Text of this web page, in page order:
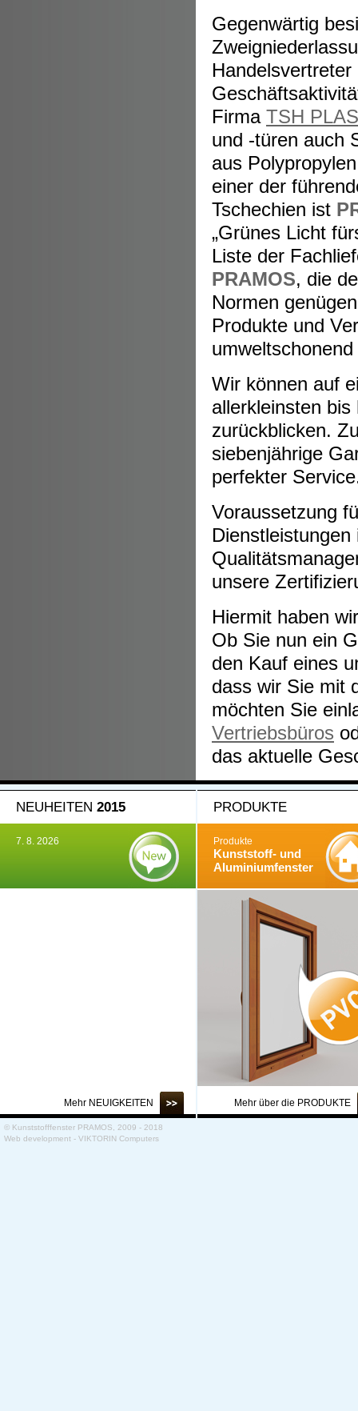
Gegenwärtig
Firma TSH
und -türen auch
aus
einer der
Tschechien ist
„Grünes Licht
Liste der
PRAMOS, die
Normen
Produkte und
Wir können auf
allerkleinsten
zurückblicken.
siebenjährige
perfekter
Voraussetzung
unsere
Hiermit haben
Ob Sie nun ein
den Kauf eines
dass wir Sie mit
möchten Sie
Vertriebsbüros
das aktuelle
NEUHEITEN 2015
7. 8. 2026
PRODUKTE
Produkte
Kunststoff- und
Aluminiumfenster
Mehr NEUIGKEITEN Mehr über die PRODUKTE
© Kunststofffenster PRAMOS, 2009 - 2018
Web development - VIKTORIN Computers